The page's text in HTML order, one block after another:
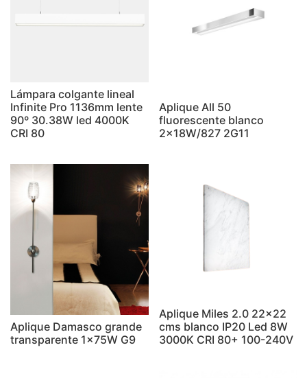
Lámpara colgante lineal
Infinite Pro 1136mm lente
90º 30.38W led 4000K
CRI 80
Aplique All 50
fluorescente blanco
2x18W/827 2G11
Aplique Damasco grande
transparente 1x75W G9
Aplique Miles 2.0 22x22
cms blanco IP20 Led 8W
3000K CRI 80+ 100-240V